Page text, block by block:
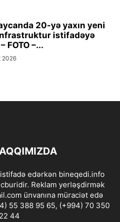
20-yə yaxın yeni
istifadəyə
FOTO –...
2026
edərkən bineqedi.info
Reklam yerləşdirmək
ünvanına müraciət edə
55 388 95 65, (+994) 70 350
22 44